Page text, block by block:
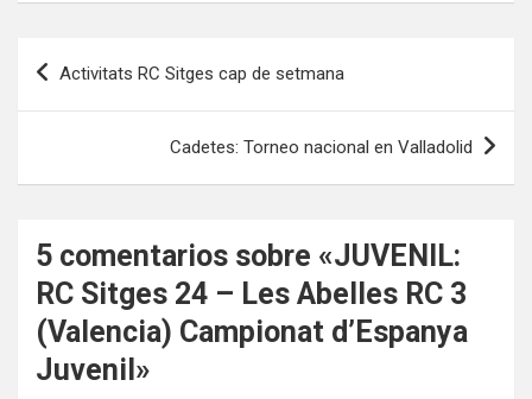
Navegación
Activitats RC Sitges cap de setmana
Cadetes: Torneo nacional en Valladolid
5 comentarios sobre «JUVENIL:
RC Sitges 24 – Les Abelles RC 3
(Valencia) Campionat d’Espanya
Juvenil »